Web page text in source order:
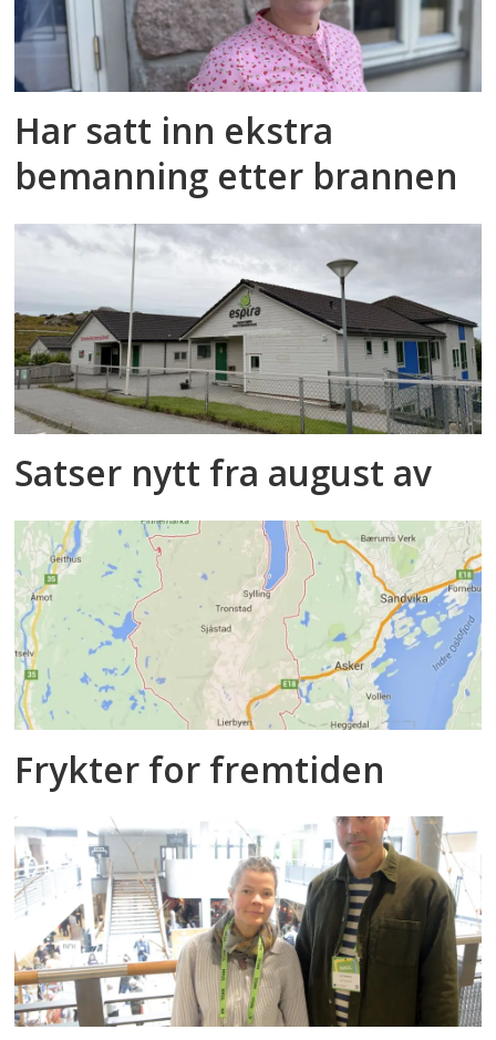
Har satt inn ekstra
bemanning etter brannen
Satser nytt fra august av
Frykter for fremtiden